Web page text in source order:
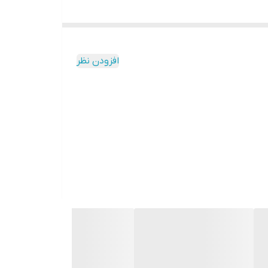
افزودن نظر